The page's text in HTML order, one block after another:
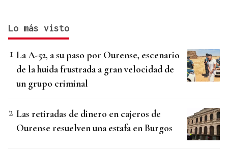
Lo más visto
La A-52, a su paso por Ourense, escenario
de la huida frustrada a gran velocidad de
un grupo criminal
Las retiradas de dinero en cajeros de
Ourense resuelven una estafa en Burgos